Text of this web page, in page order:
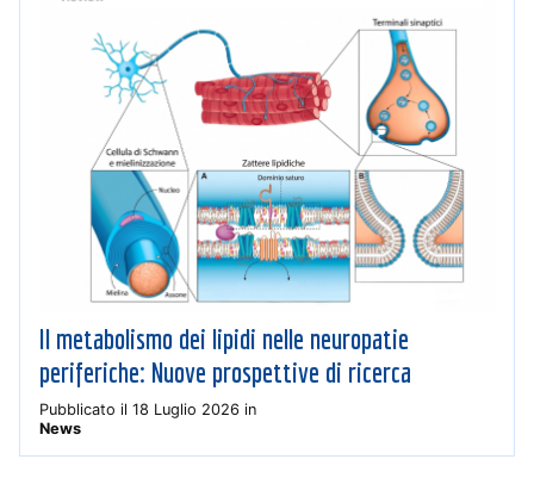
Il metabolismo dei lipidi nelle neuropatie
periferiche: Nuove prospettive di ricerca
Pubblicato il 18 Luglio 2026 in
News